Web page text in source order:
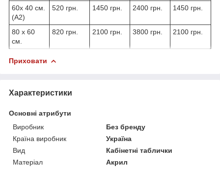
60х 40 см.
(А2)
520 грн. 1450 грн. 2400 грн. 1450 грн.
80 х 60
см.
820 грн. 2100 грн. 3800 грн. 2100 грн.
Приховати
Характеристики
Основні атрибути
Виробник
Без бренду
Країна виробник
Україна
Вид
Кабінетні таблички
Матеріал
Акрил